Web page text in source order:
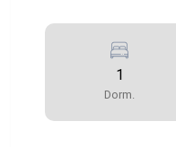
1
Dorm.